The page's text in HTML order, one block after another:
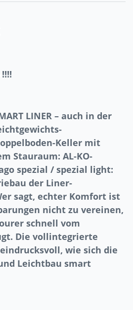
LINER – auch in der
Keller mit
Stauraum: AL-KO-
spezial / spezial light:
der Liner-
sagt, echter Komfort ist
nicht zu vereinen,
schnell vom
Die vollintegrierte
wie sich die
Leichtbau smart